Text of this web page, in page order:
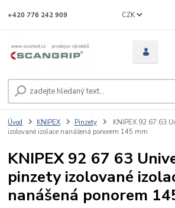
CZK
+420 776 242 909
Úvod KNIPEX Pinzety
KNIPEX 92 67 63
izolované izolace nanášená ponorem 145 mm
KNIPEX 92 67 63
pinzety izolované
nanášená ponorem